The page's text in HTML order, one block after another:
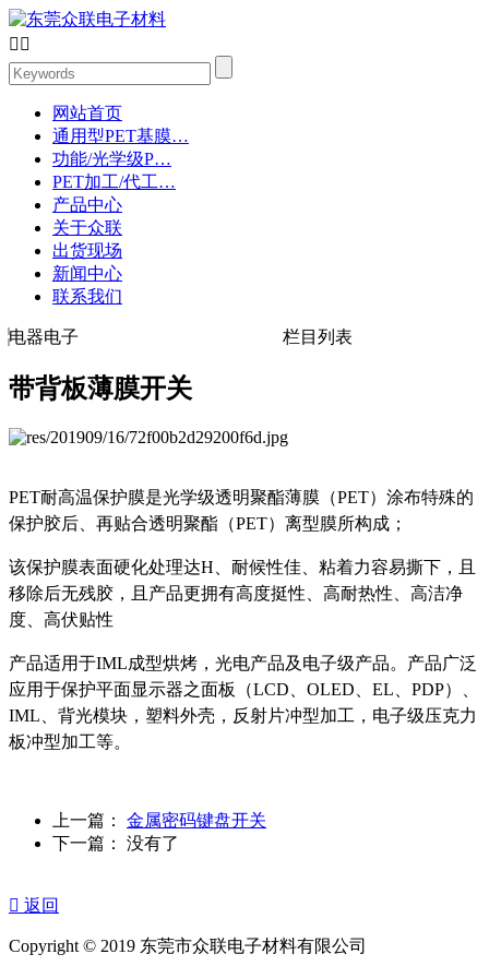
 
网站首页
通用型PET基膜…
功能/光学级P…
PET加工/代工…
产品中心
关于众联
出货现场
新闻中心
联系我们
电器电子 栏目列表
带背板薄膜开关
PET耐高温保护膜是光学级透明聚酯薄膜（PET）涂布特殊的
保护胶后、再贴合透明聚酯（PET）离型膜所构成；
该保护膜表面硬化处理达H、耐候性佳、粘着力容易撕下，且
移除后无残胶，且产品更拥有高度挺性、高耐热性、高洁净
度、高伏贴性
产品适用于IML成型烘烤，光电产品及电子级产品。产品广泛
应用于保护平面显示器之面板（LCD、OLED、EL、PDP）、
IML、背光模块，塑料外壳，反射片冲型加工，电子级压克力
板冲型加工等。
上一篇： 金属密码键盘开关
下一篇： 没有了
 返回
Copyright © 2019 东莞市众联电子材料有限公司